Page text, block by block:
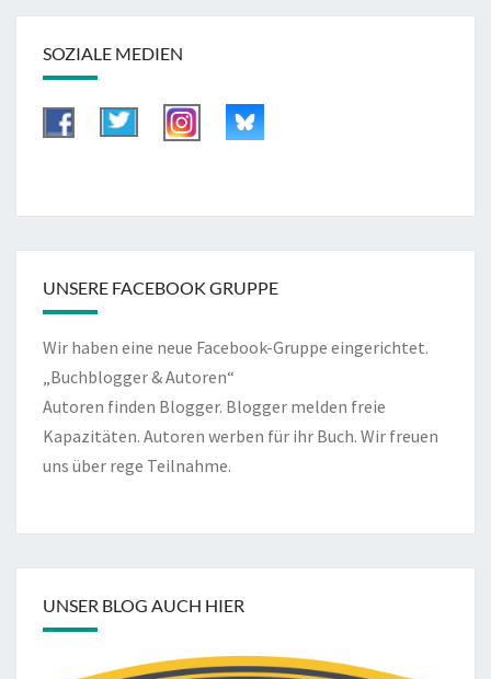
SOZIALE MEDIEN
UNSERE FACEBOOK GRUPPE
Wir haben eine neue Facebook-Gruppe eingerichtet.
„Buchblogger & Autoren“
Autoren finden Blogger. Blogger melden freie
Kapazitäten. Autoren werben für ihr Buch. Wir freuen
uns über rege Teilnahme.
UNSER BLOG AUCH HIER